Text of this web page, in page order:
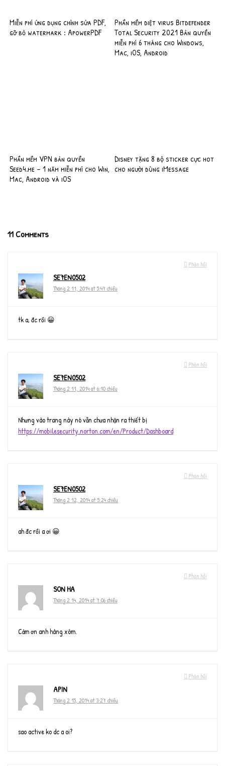
Miễn phí ứng dụng chỉnh sửa PDF,
gỡ bỏ watermark : ApowerPDF
Phần mềm diệt virus Bitdefender
Total Security 2021 Bản quyền
miễn phí 6 tháng cho Windows,
Mac, iOS, Android
Phần mềm VPN bản quyền
Seed4.me – 1 năm miễn phí cho Win,
Mac, Android và iOS
Disney tặng 8 bộ sticker cực hot
cho người dùng iMessage
11 Comments
Phản hồi
SE7EN0502
Tháng 2 11, 2014 at 5:47 chiều
tk a, đc rồi 😀
Phản hồi
SE7EN0502
Tháng 2 11, 2014 at 6:10 chiều
Nhưng vào trang này nó vẫn chưa nhận ra thiết bị
https://mobilesecurity.norton.com/en/Product/Dashboard
Phản hồi
SE7EN0502
Tháng 2 12, 2014 at 5:24 chiều
ah đc rồi a ơi 😀
Phản hồi
SON HA
Tháng 2 14, 2014 at 7:06 chiều
Cảm ơn anh hàng xóm.
Phản hồi
APIN
Tháng 2 15, 2014 at 3:27 chiều
sao active ko dc a oi?